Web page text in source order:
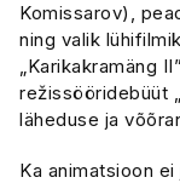
Komissarov),
ning valik
„Karikakramäng
režissööridebüüt
läheduse ja
Ka animatsioon